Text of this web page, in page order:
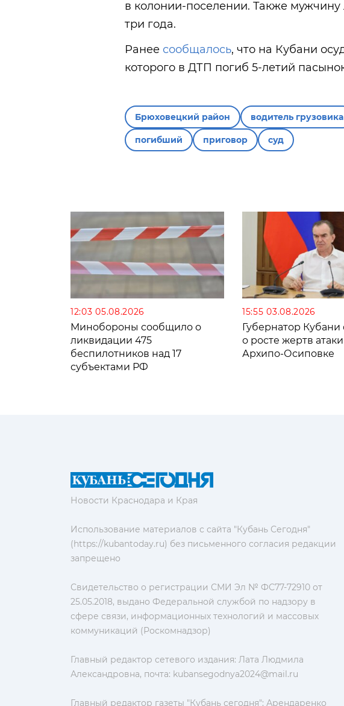
в колонии-поселении. Также
три года.
Ранее сообщалось, что на Кубани
которого в ДТП погиб 5-летий
Брюховецкий район водитель грузовика
погибший приговор суд
12:03 05.08.2026
Минобороны сообщило о
ликвидации 475
беспилотников над 17
субъектами РФ
15:55 03.08.2026
Губернатор
о росте жертв
Архипо-Осиповке
Новости Краснодара и Края
Использование материалов с сайта "Кубань Сегодня"
(https://kubantoday.ru) без письменного согласия редакции
запрещено
Свидетельство о регистрации СМИ Эл № ФС77-72910 от
25.05.2018, выдано Федеральной службой по надзору в
сфере связи, информационных технологий и массовых
коммуникаций (Роскомнадзор)
Главный редактор сетевого издания: Лата Людмила
Александровна, почта: kubansegodnya2024@mail.ru
Главный редактор газеты "Кубань сегодня": Арендаренко